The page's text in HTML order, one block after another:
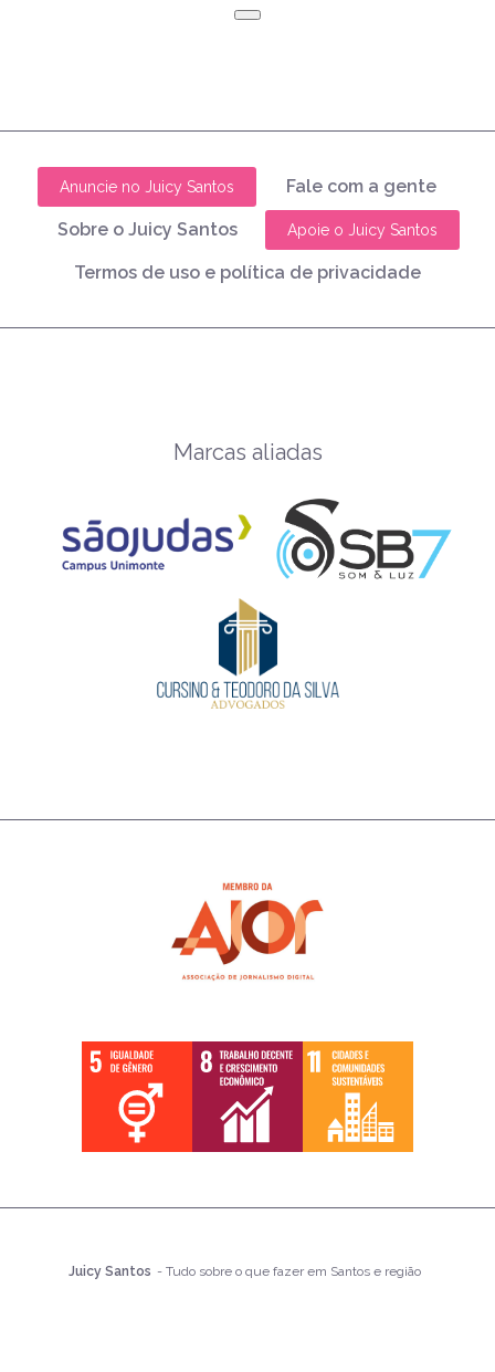
Anuncie no Juicy Santos Fale com a gente
Sobre o Juicy Santos Apoie o Juicy Santos
Termos de uso e política de privacidade
Marcas aliadas
Juicy Santos - Tudo sobre o que fazer em Santos e região